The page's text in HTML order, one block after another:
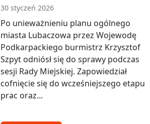
30 styczeń 2026
Po unieważnieniu planu ogólnego
miasta Lubaczowa przez Wojewodę
Podkarpackiego burmistrz Krzysztof
Szpyt odniósł się do sprawy podczas
sesji Rady Miejskiej. Zapowiedział
cofnięcie się do wcześniejszego etapu
prac oraz...